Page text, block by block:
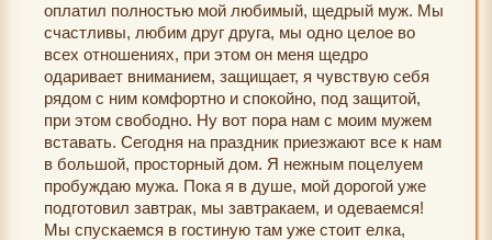
оплатил полностью мой любимый, щедрый муж. Мы
счастливы, любим друг друга, мы одно целое во
всех отношениях, при этом он меня щедро
одаривает вниманием, защищает, я чувствую себя
рядом с ним комфортно и спокойно, под защитой,
при этом свободно. Ну вот пора нам с моим мужем
вставать. Сегодня на праздник приезжают все к нам
в большой, просторный дом. Я нежным поцелуем
пробуждаю мужа. Пока я в душе, мой дорогой уже
подготовил завтрак, мы завтракаем, и одеваемся!
Мы спускаемся в гостиную там уже стоит елка,